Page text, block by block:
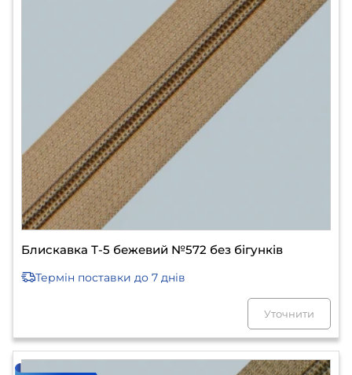
Блискавка Т-5 бежевий №572 без бігунків
Термін поставки до 7 днів
Уточнити